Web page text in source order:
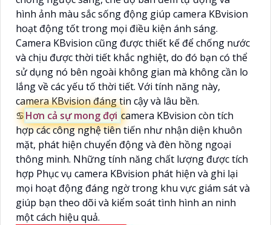
hình ảnh màu sắc sống động giúp camera KBvision
hoạt động tốt trong mọi điều kiện ánh sáng.
Camera KBvision cũng được thiết kế để chống nước
và chịu được thời tiết khắc nghiệt, do đó bạn có thể
sử dụng nó bên ngoài không gian mà không cần lo
lắng về các yếu tố thời tiết. Với tính năng này,
camera KBvision đáng tin cậy và lâu bền.
♋Hơn cả sự mong đợi camera KBvision còn tích
hợp các công nghệ tiên tiến như nhận diện khuôn
mặt, phát hiện chuyển động và đèn hồng ngoại
thông minh. Những tính năng chất lượng được tích
hợp Phục vụ camera KBvision phát hiện và ghi lại
mọi hoạt động đáng ngờ trong khu vực giám sát và
giúp bạn theo dõi và kiểm soát tình hình an ninh
một cách hiệu quả.